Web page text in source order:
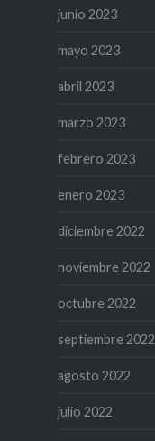
junio 2023
mayo 2023
abril 2023
marzo 2023
febrero 2023
enero 2023
diciembre 2022
noviembre 2022
octubre 2022
septiembre 2022
agosto 2022
julio 2022